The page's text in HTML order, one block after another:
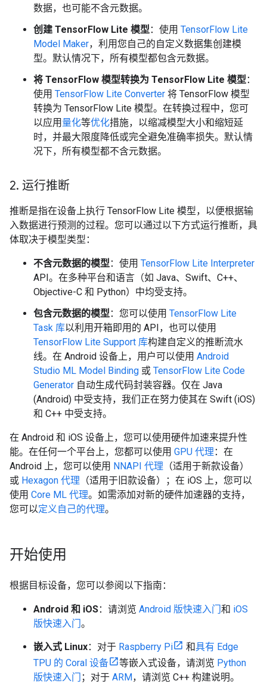
数据，也可能不含元数据。
创建 TensorFlow Lite 模型：使用 TensorFlow Lite
Model Maker，利用您自己的自定义数据集创建模
型。默认情况下，所有模型都包含元数据。
将 TensorFlow 模型转换为 TensorFlow Lite 模型：
使用 TensorFlow Lite Converter 将 TensorFlow 模型
转换为 TensorFlow Lite 模型。在转换过程中，您可
以应用 量化等优化措施，以缩减模型大小和缩短延
时，并最大限度降低或完全避免准确率损失。默认情
况下，所有模型都不含元数据。
2. 运行推断
推断是指在设备上执行 TensorFlow Lite 模型，以便根据输
入数据进行预测的过程。 您可以通过以下方式运行推断，具
体取决于模型类型：
不含元数据的模型：使用 TensorFlow Lite Interpreter
API。 在多种平台和语言（如 Java、Swift、C++、
Objective-C 和 Python）中均受支持。
包含元数据的模型：您可以使用 TensorFlow Lite
Task 库以利用开箱即用的 API，也可以使用
TensorFlow Lite Support 库构建自定义的推断流水
线。 在 Android 设备上，用户可以使用 Android
Studio ML Model Binding 或 TensorFlow Lite Code
Generator 自动生成代码封装容器。仅在 Java
(Android) 中受支持，我们正在努力使其在 Swift (iOS)
和 C++ 中受支持。
在 Android 和 iOS 设备上，您可以使用硬件加速来提升性
能。在任何一个平台上，您都可以使用 GPU 代理 ：在
Android 上，您可以使用 NNAPI 代理 （适用于新款设备）
或 Hexagon 代理 （适用于旧款设备）；在 iOS 上，您可以
使用 Core ML 代理。如需添加对新的硬件加速器的支持，
您可以定义自己的代理。
开始使用
根据目标设备，您可以参阅以下指南：
Android 和 iOS：请浏览 Android 版快速入门和 iOS
版快速入门。
嵌入式 Linux：对于 Raspberry Pi 和具有 Edge
TPU 的 Coral 设备
等嵌入式设备，请浏览 Python
版快速入门 ；对于 ARM，请浏览 C++ 构建说明。